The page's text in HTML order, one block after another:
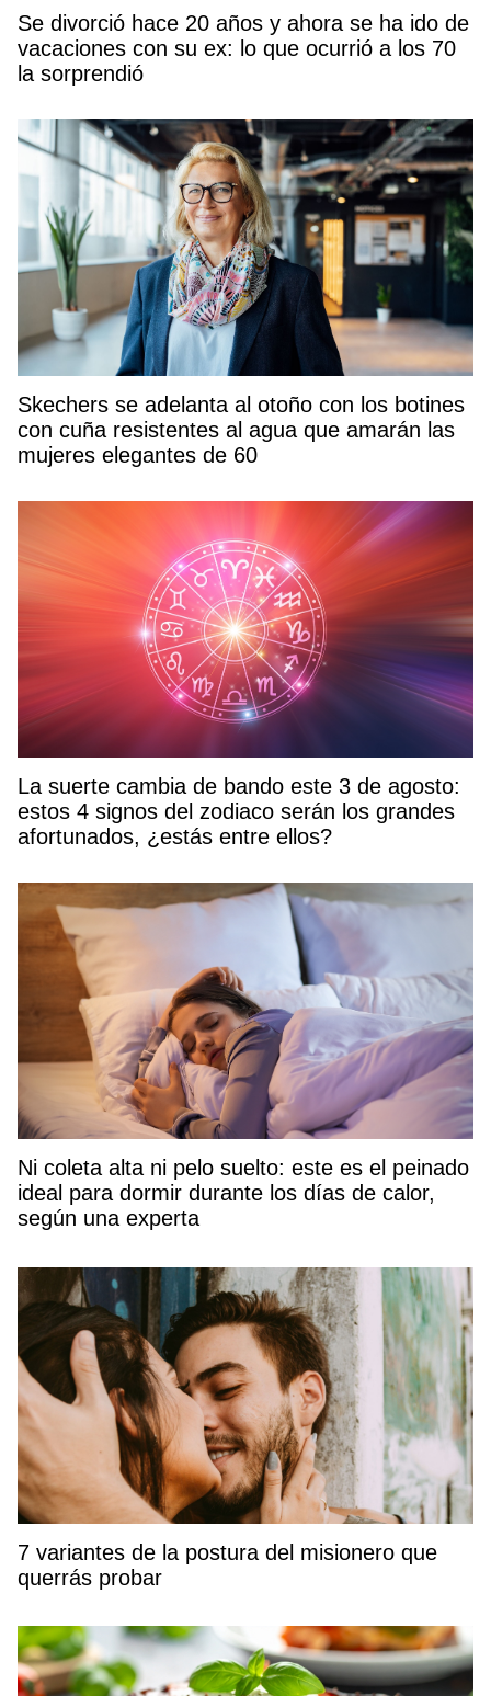
Se divorció hace 20 años y ahora se ha ido de
vacaciones con su ex: lo que ocurrió a los 70
la sorprendió
Skechers se adelanta al otoño con los botines
con cuña resistentes al agua que amarán las
mujeres elegantes de 60
La suerte cambia de bando este 3 de agosto:
estos 4 signos del zodiaco serán los grandes
afortunados, ¿estás entre ellos?
Ni coleta alta ni pelo suelto: este es el peinado
ideal para dormir durante los días de calor,
según una experta
7 variantes de la postura del misionero que
querrás probar